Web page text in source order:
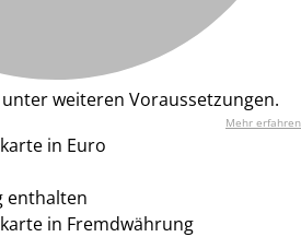
weiteren Voraussetzungen.
Mehr erfahren
in Euro
enthalten
in Fremdwährung